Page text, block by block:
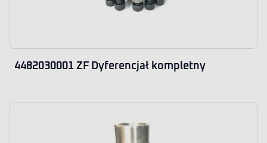
4482030001 ZF Dyferencjał kompletny